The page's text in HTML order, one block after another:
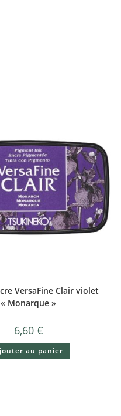
VersaFine Clair violet
« Monarque »
6,60 €
au panier